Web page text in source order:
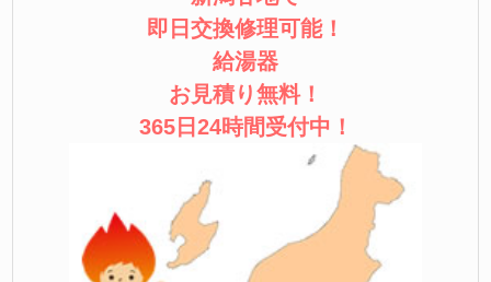
即日交換修理可能！
給湯器
お見積り無料！
365日24時間受付中！